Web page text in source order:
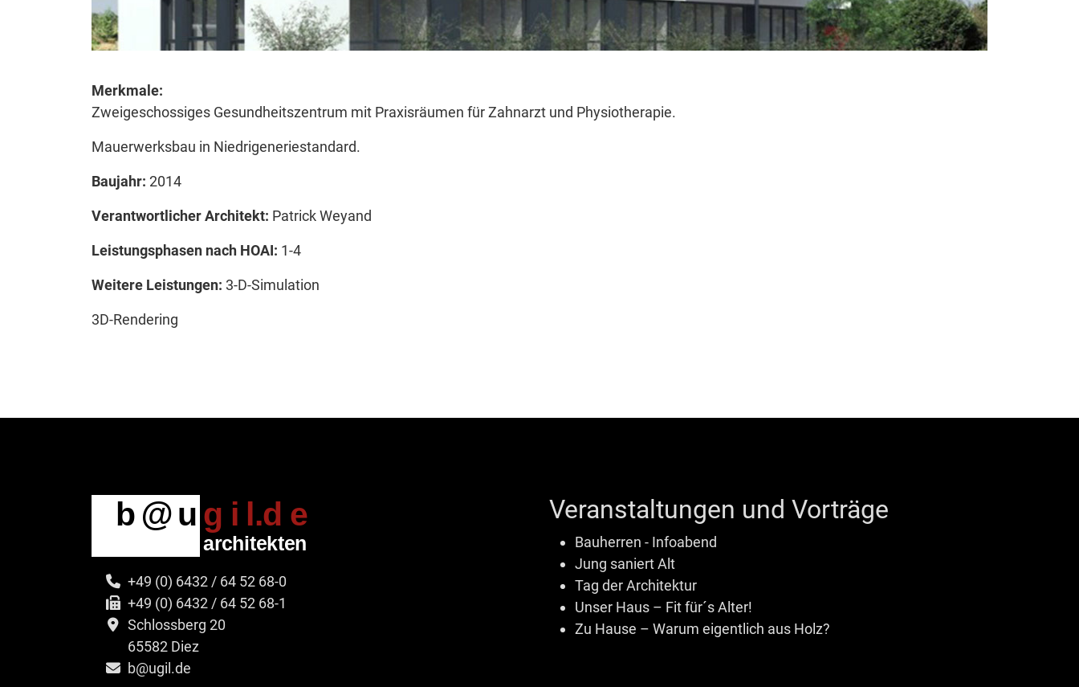
Merkmale:
Zweigeschossiges Gesundheitszentrum mit Praxisräumen für Zahnarzt und Physiotherapie.
Mauerwerksbau in Niedrigeneriestandard.
Baujahr: 2014
Verantwortlicher Architekt: Patrick Weyand
Leistungsphasen nach HOAI: 1-4
Weitere Leistungen: 3-D-Simulation
3D-Rendering
+49 (0) 6432 / 64 52 68-0
+49 (0) 6432 / 64 52 68-1
Schlossberg 20
65582 Diez
b@ugil.de
Veranstaltungen und Vorträge
Bauherren - Infoabend
Jung saniert Alt
Tag der Architektur
Unser Haus – Fit für´s Alter!
Zu Hause – Warum eigentlich aus Holz?